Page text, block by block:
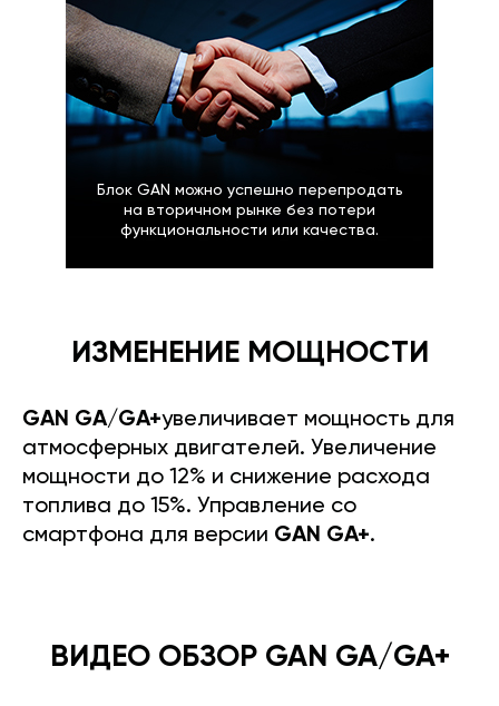
Блок GAN можно успешно перепродать
на вторичном рынке без потери
функциональности или качества.
ИЗМЕНЕНИЕ МОЩНОСТИ
GAN GA/GA+увеличивает мощность для
атмосферных двигателей. Увеличение
мощности до 12% и снижение расхода
топлива до 15%. Управление со
смартфона для версии GAN GA+.
ВИДЕО ОБЗОР GAN GA/GA+